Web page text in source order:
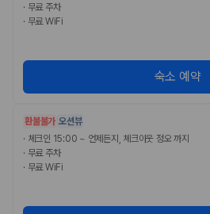
· 무료 주차
· 무료 WiFi
숙소 예약
환불불가 오션뷰
· 체크인 15:00 ~ 언제든지, 체크아웃 정오 까지
· 무료 주차
· 무료 WiFi